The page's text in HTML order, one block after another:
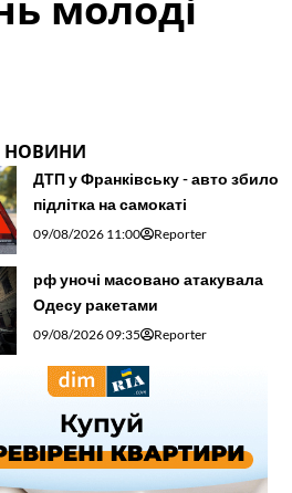
НОВИНИ
ДТП у Франківську - авто збило
підлітка на самокаті
09/08/2026 11:00 Reporter
рф уночі масовано атакувала
Одесу ракетами
09/08/2026 09:35 Reporter